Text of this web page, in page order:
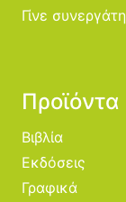
Γίνε
Προϊόντα
Βιβλία
Εκδόσεις
Γραφικά